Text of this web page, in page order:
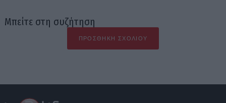
Μπείτε στη συζήτηση
ΠΡΟΣΘΉΚΗ ΣΧΟΛΊΟΥ